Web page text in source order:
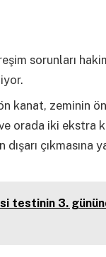
sorunları
kanat, zeminin ön
orada iki ekstra
çıkmasına
testinin 3.